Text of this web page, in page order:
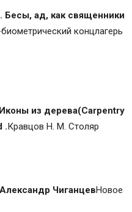
ад, как священники
концлагерь
из дерева(Carpentry
.Кравцов Н. М. Столяр
ЧиганцевНовое